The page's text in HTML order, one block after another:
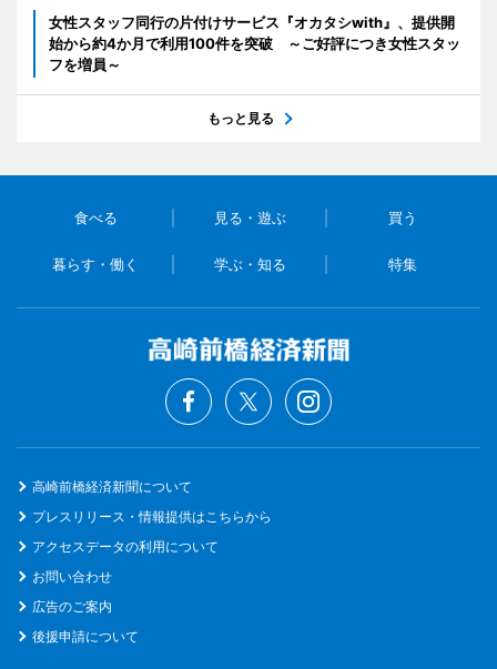
女性スタッフ同行の片付けサービス『オカタシwith』、提供開
始から約4か月で利用100件を突破 ～ご好評につき女性スタッ
フを増員～
もっと見る
食べる 見る・遊ぶ 買う
暮らす・働く 学ぶ・知る 特集
高崎前橋経済新聞について
プレスリリース・情報提供はこちらから
アクセスデータの利用について
お問い合わせ
広告のご案内
後援申請について